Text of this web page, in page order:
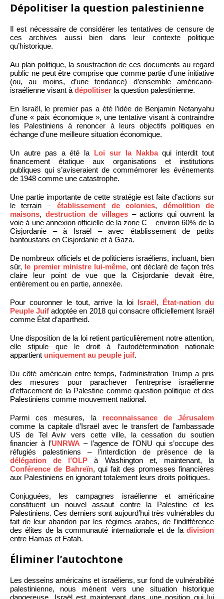
Dépolitiser la question palestinienne
Il est nécessaire de considérer les tentatives de censure de
ces archives aussi bien dans leur contexte politique
qu’historique.
Au plan politique, la soustraction de ces documents au regard
public ne peut être comprise que comme partie d’une initiative
(ou, au moins, d’une tendance) d’ensemble américano-
israélienne visant à dépolitiser la question palestinienne.
En Israël, le premier pas a été l’idée de Benjamin Netanyahu
d’une « paix économique », une tentative visant à contraindre
les Palestiniens à renoncer à leurs objectifs politiques en
échange d’une meilleure situation économique.
Un autre pas a été la Loi sur la Nakbaqui interdit tout
financement étatique aux organisations et institutions
publiques qui s’aviseraient de commémorer les événements
de 1948 comme une catastrophe.
Une partie importante de cette stratégie est faite d’actions sur
le terrain –établissement de colonies, démolition de
maisons, destruction de villages– actions qui ouvrent la
voie à une annexion officielle de la zone C – environ 60% de la
Cisjordanie – à Israël – avec établissement de petits
bantoustans en Cisjordanie et à Gaza.
De nombreux officiels et de politiciens israéliens, incluant, bien
sûr, le premier ministre lui-même, ont déclaré de façon très
claire leur point de vue que la Cisjordanie devait être,
entièrement ou en partie, annexée.
Pour couronner le tout, arrive la loi Israël, État-nation du
Peuple Juif adoptée en 2018 qui consacre officiellement Israël
comme État d’apartheid.
Une disposition de la loi retient particulièrement notre attention,
elle stipule que le droit à l’autodétermination nationale
appartient uniquement au peuple juif.
Du côté américain entre temps, l’administration Trump a pris
des mesures pour parachever l’entreprise israélienne
d’effacement de la Palestine comme question politique et des
Palestiniens comme mouvement national.
Parmi ces mesures, la reconnaissance de Jérusalem
comme la capitale d’Israël avec le transfert de l’ambassade
US de Tel Aviv vers cette ville, la cessation du soutien
financier à l’UNRWA – l’agence de l’ONU qui s’occupe des
réfugiés palestiniens – l’interdiction de présence de la
délégation de l’OLP à Washington et, maintenant, la
Conférence de Bahreïn, qui fait des promesses financières
aux Palestiniens en ignorant totalement leurs droits politiques.
Conjuguées, les campagnes israélienne et américaine
constituent un nouvel assaut contre la Palestine et les
Palestiniens. Ces derniers sont aujourd’hui très vulnérables du
fait de leur abandon par les régimes arabes, de l’indifférence
des élites de la communauté internationale et de la division
entre Hamas et Fatah.
Éliminer l’autochtone
Les desseins américains et israéliens, sur fond de vulnérabilité
palestinienne, nous mènent vers une situation historique
dangereuse. Israël est maintenant dans une position qui lui